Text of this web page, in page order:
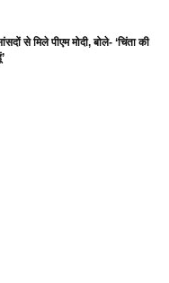
से मिले पीएम मोदी, बोले- ‘चिंता की